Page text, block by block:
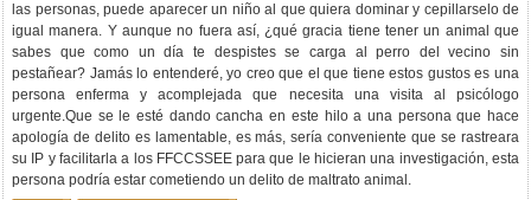
las personas, puede aparecer un niño al que quiera dominar y cepillarselo de
igual manera. Y aunque no fuera así, ¿qué gracia tiene tener un animal que
sabes que como un día te despistes se carga al perro del vecino sin
pestañear? Jamás lo entenderé, yo creo que el que tiene estos gustos es una
persona enferma y acomplejada que necesita una visita al psicólogo
urgente.Que se le esté dando cancha en este hilo a una persona que hace
apología de delito es lamentable, es más, sería conveniente que se rastreara
su IP y facilitarla a los FFCCSSEE para que le hicieran una investigación, esta
persona podría estar cometiendo un delito de maltrato animal.